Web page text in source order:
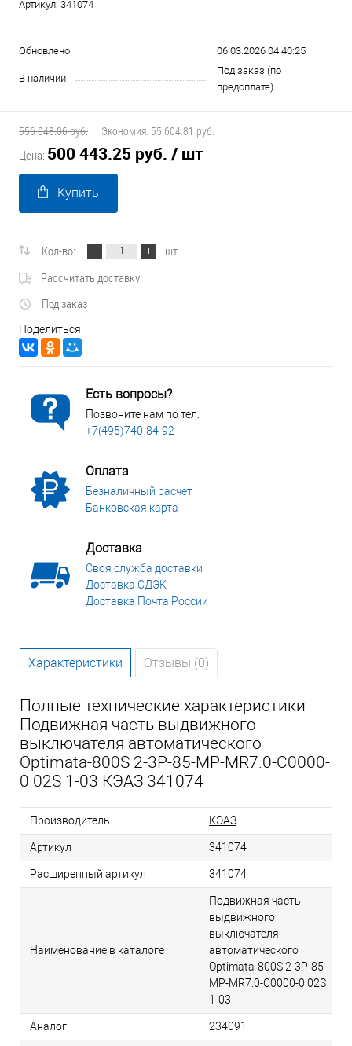
Артикул: 341074
Обновлено 06.03.2026 04:40:25
В наличии
Под заказ (по
предоплате)
556 048.06 руб. Экономия: 55 604.81 руб.
Цена: 500 443.25 руб. / шт
Купить
Кол-во:
шт
Рассчитать доставку
Под заказ
Поделиться
Есть вопросы?
Позвоните нам по тел:
+7(495)740-84-92
Оплата
Безналичный расчет
Банковская карта
Доставка
Своя служба доставки
Доставка СДЭК
Доставка Почта России
Характеристики Отзывы (0)
Полные технические характеристики
Подвижная часть выдвижного
выключателя автоматического
Optimata-800S 2-3P-85-MP-MR7.0-C0000-
0 02S 1-03 КЭАЗ 341074
Производитель КЭАЗ
Артикул 341074
Расширенный артикул 341074
Наименование в каталоге
Подвижная часть
выдвижного
выключателя
автоматического
Optimata-800S 2-3P-85-
MP-MR7.0-C0000-0 02S
1-03
Аналог 234091